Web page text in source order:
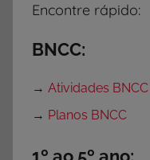
Encontre rápido:
BNCC:
→ Atividades BNCC
→ Planos BNCC